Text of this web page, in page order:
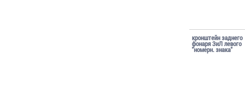
кронштейн заднего
фонаря ЗиЛ левого
"номерн. знака"